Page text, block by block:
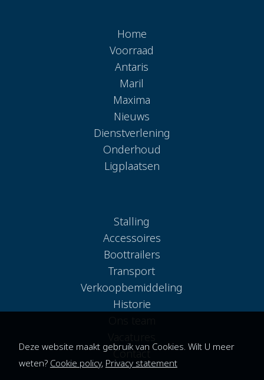
Deze website maakt gebruik van Cookies. Wilt U meer
weten? Cookie policy, Privacy statement
Home
Voorraad
Antaris
Maril
Maxima
Nieuws
Dienstverlening
Onderhoud
Ligplaatsen
Stalling
Accessoires
Boottrailers
Transport
Verkoopbemiddeling
Historie
Contact